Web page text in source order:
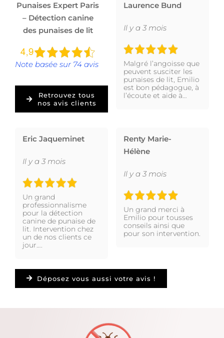
Punaises Expert Paris
– Détection canine
des punaises de lit
Note basée sur 74 avis
Retrouvez tous
nos avis clients
Laurence Bund
Il y a 3 mois
Malgré l’angoisse que
peuvent susciter les
punaises de lit, Emilio
est bon pédagogue, à
l’écoute et aide à…
Eric Jaqueminet
Il y a 3 mois
Un grand
professionnalisme
pour la détection
canine de punaise de
lit. Intervention chez
un de nos clients ce
jour….
Renty Marie-
Hélène
Il y a 3 mois
Un grand merci à
Emilio pour tousses
conseils ainsi que
pour son intervention.
Déposez vous aussi votre avis !